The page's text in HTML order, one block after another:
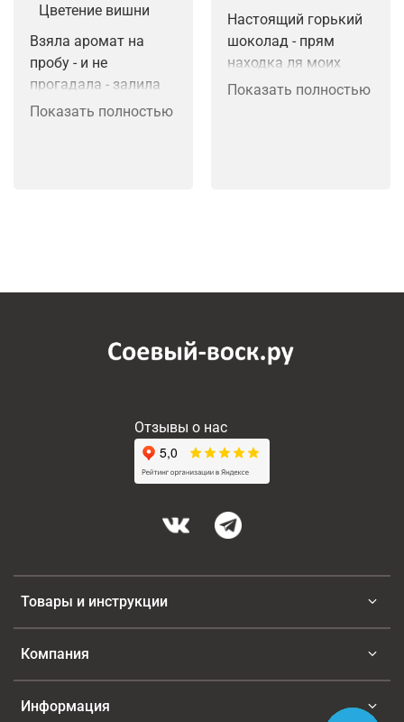
Цветение вишни
Взяла аромат на
пробу - и не
прогадала - залила
интерьерный спрей -
и очень приятный.
Микс цветов и
Показать полностью
Настоящий горький
шоколад - прям
находка ля моих
мелт. Звучный по
Показать полностью
Товары и инструкции
Компания
Информация
Отзывы о нас